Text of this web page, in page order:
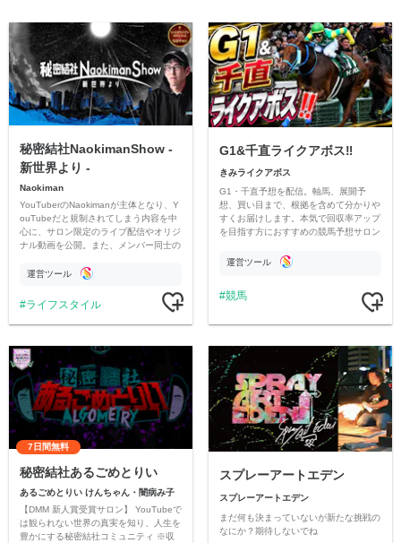
秘密結社NaokimanShow -
新世界より -
Naokiman
YouTuberのNaokimanが主体となり、Y
ouTubeだと規制されてしまう内容を中
心に、サロン限定のライブ配信やオリジ
ナル動画を公開。また、メンバー同士の
ただいています。
運営ツール
ライフスタイル
G1&千直ライクアボス‼️
きみライクアボス
G1・千直予想を配信。軸馬、展開予
想、買い目まで、根拠を含めて分かりや
すくお届けします。本気で回収率アップ
を目指す方におすすめの競馬予想サロン
運営ツール
競馬
7日間無料
秘密結社あるごめとりい
あるごめとりい けんちゃん・闇病み子
【DMM 新人賞受賞サロン】 YouTubeで
は観られない世界の真実を知り、人生を
豊かにする秘密結社コミュニティ ※収
スプレーアートエデン
スプレーアートエデン
まだ何も決まっていないが新たな挑戦の
なにか？期待しないでね